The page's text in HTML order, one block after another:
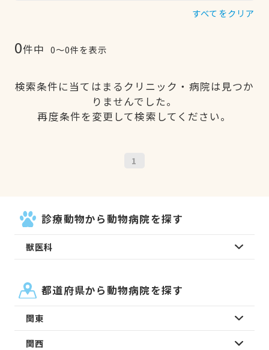
すべてをクリア
0件中 0〜0件を表示
検索条件に当てはまるクリニック・病院は見つか
りませんでした。
再度条件を変更して検索してください。
1
診療動物から動物病院を探す
獣医科
都道府県から動物病院を探す
関東
関西